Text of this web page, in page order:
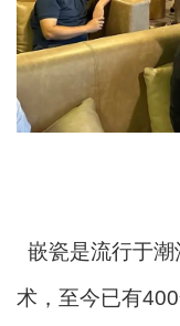
嵌瓷是流行于
术，至今已有